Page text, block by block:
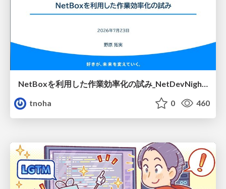
NetBoxを利用した作業効率化の試み_NetDevNight4
tnoha
0 460